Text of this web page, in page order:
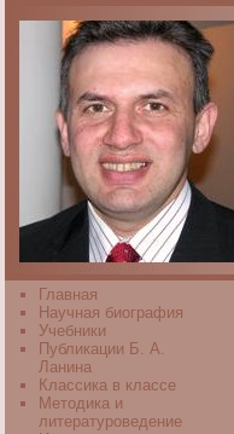
Главная
Научная биография
Учебники
Публикации Б. А.
Ланина
Классика в классе
Методика и
литературоведение